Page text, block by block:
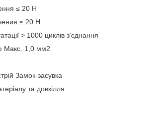
≤ 20 Н
≤ 20 Н
> 1000 циклів з'єднання
Макс. 1,0 мм2
Замок-засувка
та довкілля